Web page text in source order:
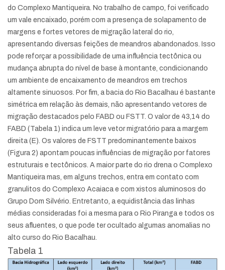
do Complexo Mantiqueira. No trabalho de campo, foi verificado
um vale encaixado, porém com a presença de solapamento de
margens e fortes vetores de migração lateral do rio,
apresentando diversas feições de meandros abandonados. Isso
pode reforçar a possibilidade de uma influência tectônica ou
mudança abrupta do nível de base à montante, condicionando
um ambiente de encaixamento de meandros em trechos
altamente sinuosos. Por fim, a bacia do Rio Bacalhau é bastante
simétrica em relação às demais, não apresentando vetores de
migração destacados pelo FABD ou FSTT. O valor de 43,14 do
FABD (Tabela 1) indica um leve vetor migratório para a margem
direita (E). Os valores de FSTT predominantemente baixos
(Figura 2) apontam poucas influências de migração por fatores
estruturais e tectônicos. A maior parte do rio drena o Complexo
Mantiqueira mas, em alguns trechos, entra em contato com
granulitos do Complexo Acaiaca e com xistos aluminosos do
Grupo Dom Silvério. Entretanto, a equidistância das linhas
médias consideradas foi a mesma para o Rio Piranga e todos os
seus afluentes, o que pode ter ocultado algumas anomalias no
alto curso do Rio Bacalhau.
Tabela 1